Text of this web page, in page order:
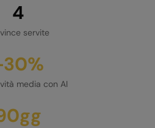
4
servite
media con AI